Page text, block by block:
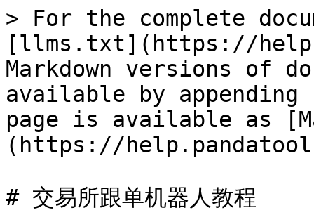
> For the complete
[llms.txt](https://
Markdown versions of
available by
page is available as
(https://
# 交易所跟单机器人教程